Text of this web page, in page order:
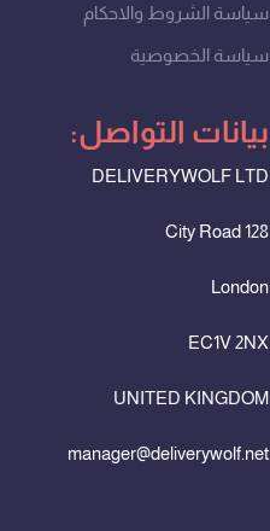
سياسة الشروط والاحكام
سياسة الخصوصية
بيانات التواصل:
DELIVERYWOLF LTD
128 City Road
London
EC1V 2NX
UNITED KINGDOM
manager@deliverywolf.net